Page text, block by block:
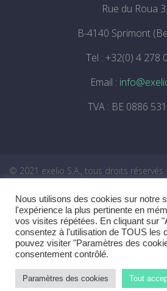
Rue du Roua
B-4140 Sprimont
Tel : +32(0) 4 278
Email :
TVA : BE 0886
© 2021 exelio S.A., tous droits réservés
Nous utilisons des cookies sur notre
l'expérience la plus pertinente en
vos visites répétées. En cliquant sur
consentez à l'utilisation de TOUS les
pouvez visiter "Paramètres des
consentement contrôlé.
Paramètres des cookies Tout